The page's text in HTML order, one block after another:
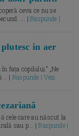
ceva ce nu se
... |Raspunde |
in aer
fața copilului.” „Ne
| Raspunde | Vezi
cele care au născut la
sau p... |Raspunde |